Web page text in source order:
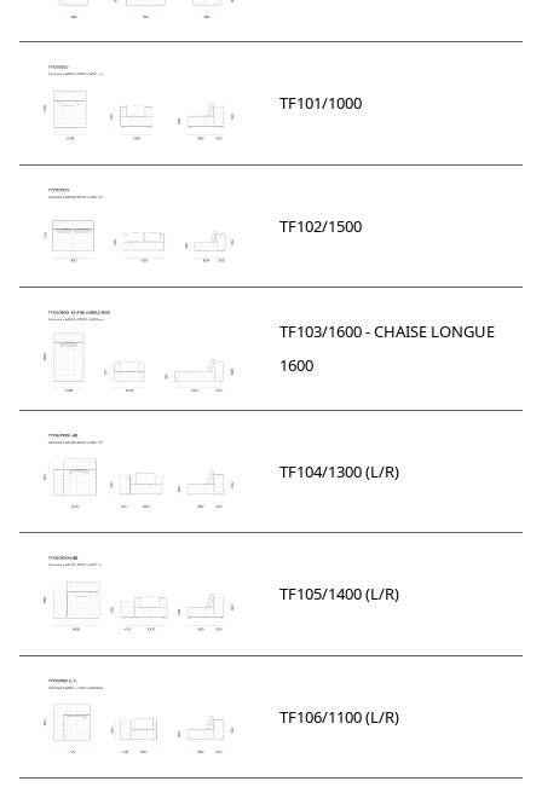
TF101/1000
TF102/1500
TF103/1600 - CHAISE LONGUE
1600
TF104/1300 (L/R)
TF105/1400 (L/R)
TF106/1100 (L/R)